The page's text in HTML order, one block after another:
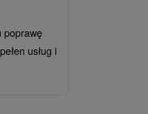
poprawę
usług i